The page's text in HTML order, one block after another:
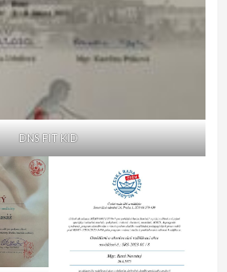
DNS FIT KID